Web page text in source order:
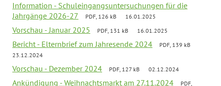
Information - Schuleingangsuntersuchungen für die
Jahrgänge 2026-27
PDF, 126 kB 16.01.2025
Vorschau - Januar 2025 PDF, 131 kB 16.01.2025
Bericht - Elternbrief zum Jahresende 2024
PDF, 139 kB
23.12.2024
Vorschau - Dezember 2024 PDF, 127 kB 02.12.2024
Ankündigung - Weihnachtsmarkt am 27.11.2024
PDF,